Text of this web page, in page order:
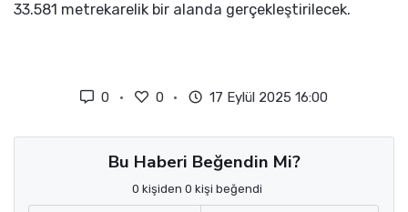
33.581 metrekarelik bir alanda gerçekleştirilecek.
0 0 17 Eylül 2025 16:00
Bu Haberi Beğendin Mi?
0 kişiden 0 kişi beğendi